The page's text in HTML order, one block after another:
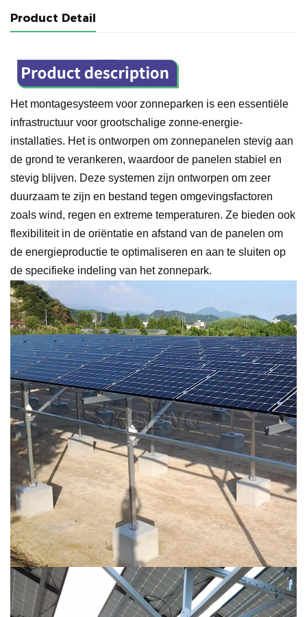
Product Detail
Het montagesysteem voor zonneparken is een essentiële
infrastructuur voor grootschalige zonne-energie-
installaties. Het is ontworpen om zonnepanelen stevig aan
de grond te verankeren, waardoor de panelen stabiel en
stevig blijven. Deze systemen zijn ontworpen om zeer
duurzaam te zijn en bestand tegen omgevingsfactoren
zoals wind, regen en extreme temperaturen. Ze bieden ook
flexibiliteit in de oriëntatie en afstand van de panelen om
de energieproductie te optimaliseren en aan te sluiten op
de specifieke indeling van het zonnepark.